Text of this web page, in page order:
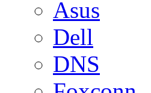
Asus
Dell
DNS